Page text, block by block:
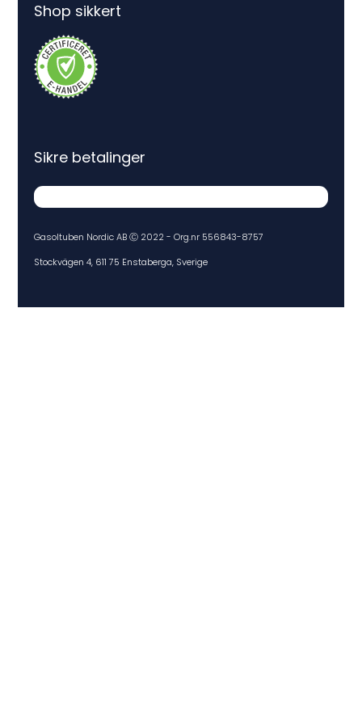
Shop sikkert
Gasoltuben Nordic AB Ⓒ 2022 - Org.nr 556843-8757
Stockvägen 4, 611 75 Enstaberga, Sverige
Sikre betalinger